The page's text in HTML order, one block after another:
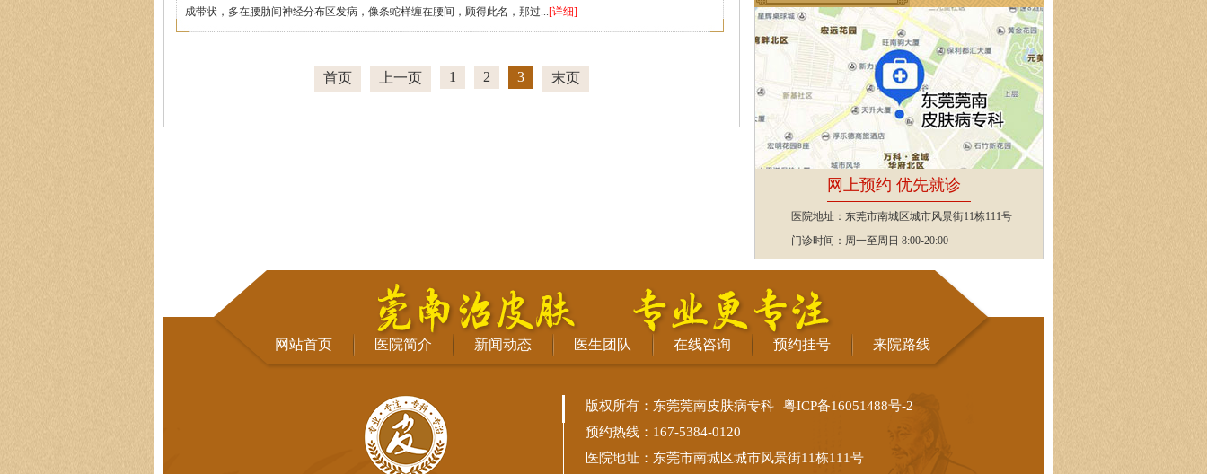
成带状，多在腰肋间神经分布区发病，像条蛇样缠在腰间，顾得此名，那过...[详细]
首页 上一页 1 2 3 末页
网上预约 优先就诊
医院地址：东莞市南城区城市风景街11栋111号
门诊时间：周一至周日 8:00-20:00
网站首页 医院简介 新闻动态 医生团队 在线咨询 预约挂号 来院路线
版权所有：东莞莞南皮肤病专科
粤ICP备16051488号-2
预约热线：167-5384-0120
医院地址：东莞市南城区城市风景街11栋111号